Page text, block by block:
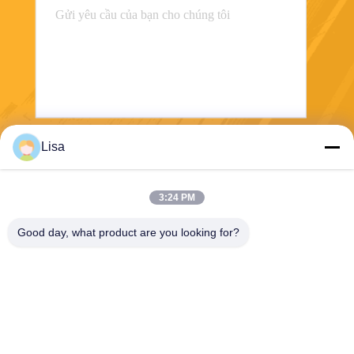
Lisa
3:24 PM
Good day, what product are you looking for?